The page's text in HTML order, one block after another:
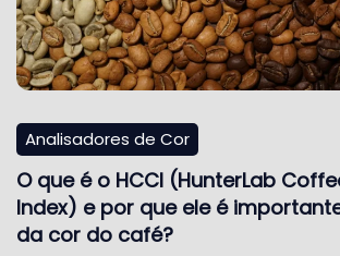
Analisadores de Cor
O que é o HCCI (HunterLab
Index) e por que ele é
da cor do café?